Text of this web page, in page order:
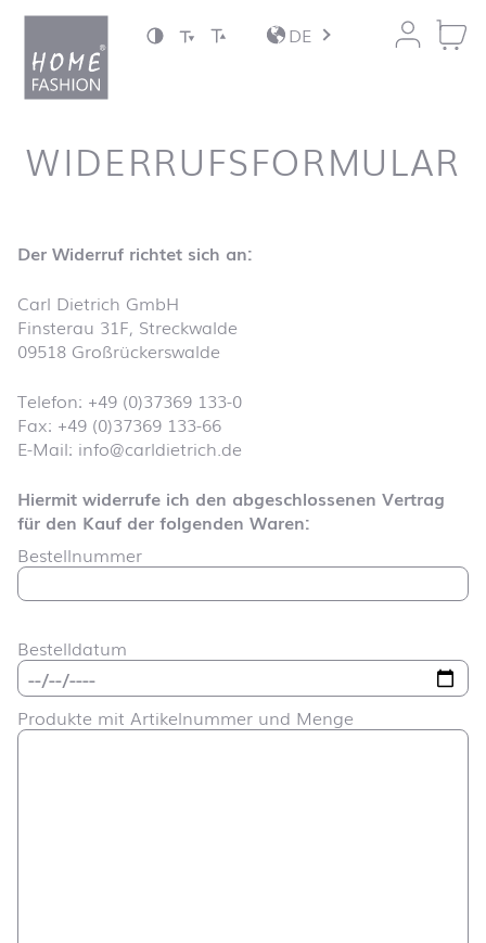
Zum Inhalt springen
DE
WIDERRUFSFORMULAR
Der Widerruf richtet sich an:
Carl Dietrich GmbH
Finsterau 31F, Streckwalde
09518 Großrückerswalde
Telefon: +49 (0)37369 133-0
Fax: +49 (0)37369 133-66
E-Mail: info@carldietrich.de
Hiermit widerrufe ich den abgeschlossenen Vertrag
für den Kauf der folgenden Waren:
Bestellnummer
Bestelldatum
Produkte mit Artikelnummer und Menge